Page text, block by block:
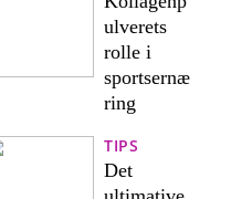
ulverets
rolle i
sportsernæ
ring
TIPS
Det